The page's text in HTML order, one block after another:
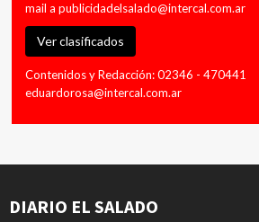
mail a publicidadelsalado@intercal.com.ar
Ver clasificados
Contenidos y Redacción: 02346 - 470441
eduardorosa@intercal.com.ar
DIARIO EL SALADO